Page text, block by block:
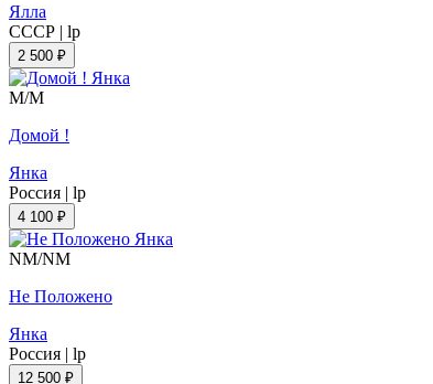
Ялла
СССР | lp
2 500 ₽
M/M
Домой !
Янка
Россия | lp
4 100 ₽
NM/NM
Не Положено
Янка
Россия | lp
12 500 ₽